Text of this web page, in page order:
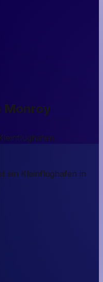
Monroy
ein Kleinflughafen in